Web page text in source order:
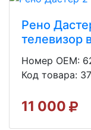
Рено
телевизор
Номер OEM:
Код товара:
11 000